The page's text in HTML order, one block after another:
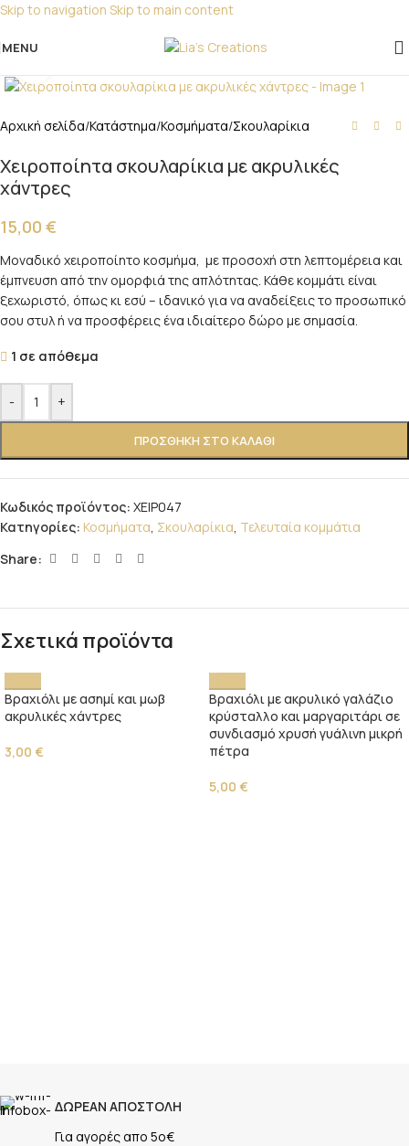
Skip to navigation Skip to main content
Για παραγγελίες για μπομπονιέρες παρακαλώ
επικοινωνήστε μαζί μας!
MENU
Αρχική σελίδα/Κατάστημα/Κοσμήματα/Σκουλαρίκια
Χειροποίητα σκουλαρίκια με ακρυλικές
χάντρες
15,00 €
Μοναδικό χειροποίητο κοσμήμα, με προσοχή στη λεπτομέρεια και
έμπνευση από την ομορφιά της απλότητας. Κάθε κομμάτι είναι
ξεχωριστό, όπως κι εσύ – ιδανικό για να αναδείξεις το προσωπικό
σου στυλ ή να προσφέρεις ένα ιδιαίτερο δώρο με σημασία.
1 σε απόθεμα
- +
ΠΡΟΣΘΉΚΗ ΣΤΟ ΚΑΛΆΘΙ
Κωδικός προϊόντος: ΧΕΙΡ047
Κατηγορίες: Κοσμήματα, Σκουλαρίκια, Τελευταία κομμάτια
Share:
Σχετικά προϊόντα
Βραχιόλι με ασημί και μωβ
ακρυλικές χάντρες
3,00 €
Βραχιόλι με ακρυλικό γαλάζιο
κρύσταλλο και μαργαριτάρι σε
συνδιασμό χρυσή γυάλινη μικρή
πέτρα
5,00 €
ΔΩΡΕΑΝ ΑΠΟΣΤΟΛΗ
Για αγορές απο 5ο€